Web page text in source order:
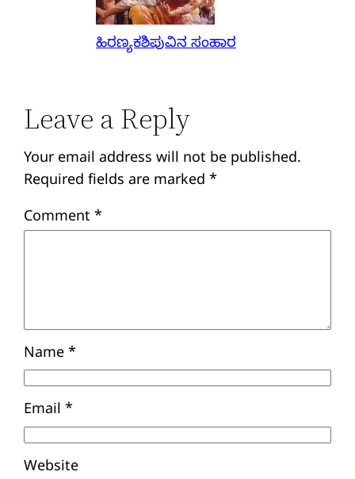
ಹಿರಣ್ಯಕಶಿಪುವಿನ ಸಂಹಾರ
Leave a Reply
Your email address will not be published.
Required fields are marked*
Comment*
Name*
Email*
Website